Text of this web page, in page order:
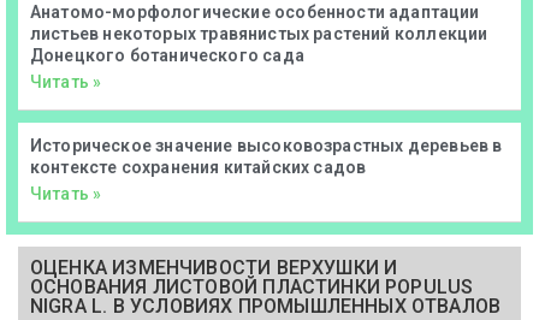
Анатомо-морфологические особенности адаптации
листьев некоторых травянистых растений коллекции
Донецкого ботанического сада
Читать »
Историческое значение высоковозрастных деревьев в
контексте сохранения китайских садов
Читать »
ОЦЕНКА ИЗМЕНЧИВОСТИ ВЕРХУШКИ И
ОСНОВАНИЯ ЛИСТОВОЙ ПЛАСТИНКИ POPULUS
NIGRA L. В УСЛОВИЯХ ПРОМЫШЛЕННЫХ ОТВАЛОВ